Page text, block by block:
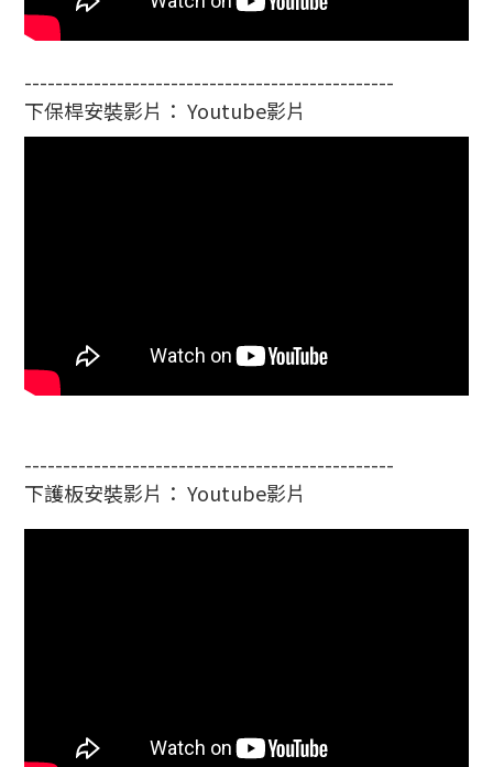
------------------------------------------------
下保桿安裝影片： Youtube影片
------------------------------------------------
下護板安裝影片： Youtube影片